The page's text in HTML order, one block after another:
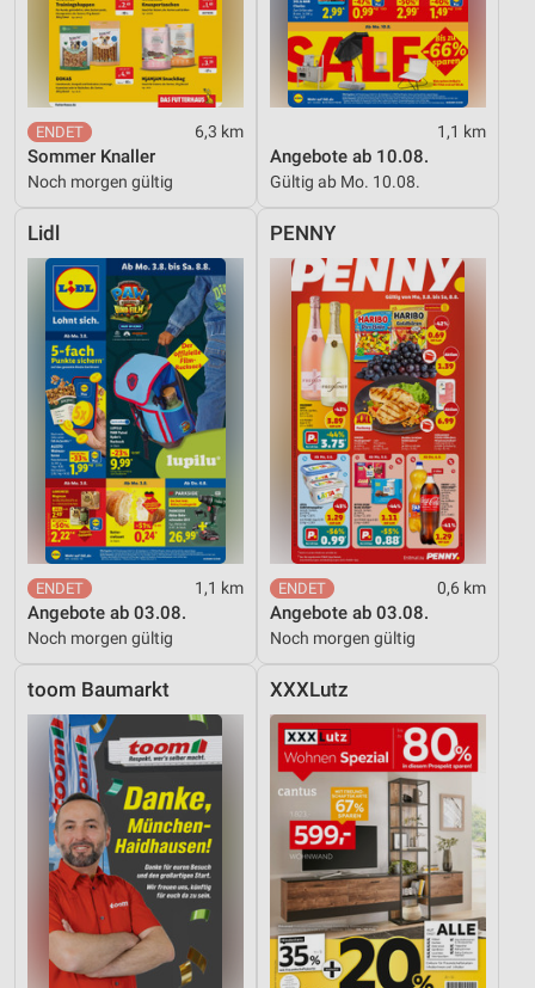
6,3 km
Sommer Knaller
Noch morgen gültig
1,1 km
Angebote ab 10.08.
Gültig ab Mo. 10.08.
Lidl
1,1 km
Angebote ab 03.08.
Noch morgen gültig
PENNY
0,6 km
Angebote ab 03.08.
Noch morgen gültig
toom Baumarkt XXXLutz